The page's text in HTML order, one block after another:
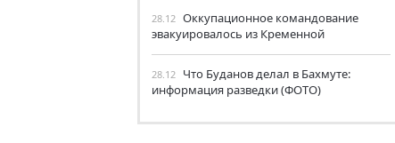
28.12 Оккупационное командование
эвакуировалось из Кременной
28.12 Что Буданов делал в Бахмуте:
информация разведки (ФОТО)